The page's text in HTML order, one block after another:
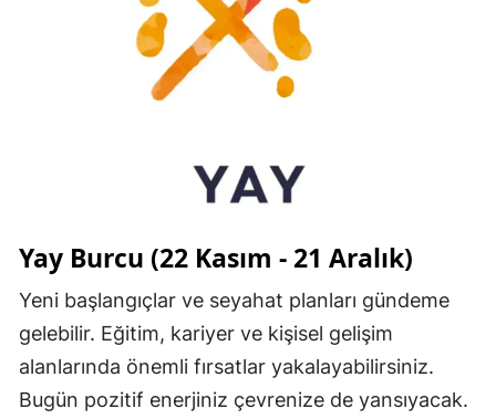
Yay Burcu (22 Kasım - 21 Aralık)
Yeni başlangıçlar ve seyahat planları gündeme
gelebilir. Eğitim, kariyer ve kişisel gelişim
alanlarında önemli fırsatlar yakalayabilirsiniz.
Bugün pozitif enerjiniz çevrenize de yansıyacak.